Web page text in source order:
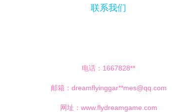
联系我们
电话：1667828**
邮箱：dreamflyinggar**mes@qq.com
网址： www.flydreamgame.com